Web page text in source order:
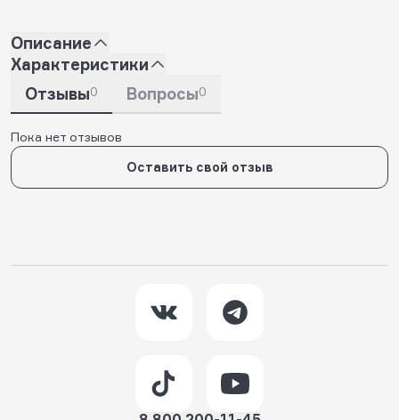
Описание
Характеристики
Отзывы0 Вопросы0
Пока нет отзывов
Оставить свой отзыв